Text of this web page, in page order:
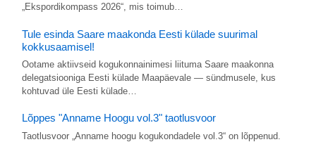
„Ekspordikompass 2026“, mis toimub…
Tule esinda Saare maakonda Eesti külade suurimal
kokkusaamisel!
Ootame aktiivseid kogukonnainimesi liituma Saare maakonna
delegatsiooniga Eesti külade Maapäevale — sündmusele, kus
kohtuvad üle Eesti külade…
Lõppes "Anname Hoogu vol.3" taotlusvoor
Taotlusvoor „Anname hoogu kogukondadele vol.3“ on lõppenud.